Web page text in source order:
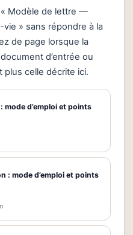
Modèle de lettre —
vie » sans répondre à la
de page lorsque la
d’entrée ou
plus celle décrite ici.
mode d’emploi et points
: mode d’emploi et points